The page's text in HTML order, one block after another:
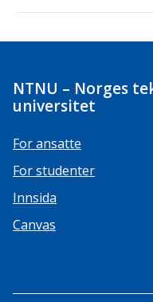
NTNU – Norges
universitet
For ansatte
For studenter
Innsida
Canvas